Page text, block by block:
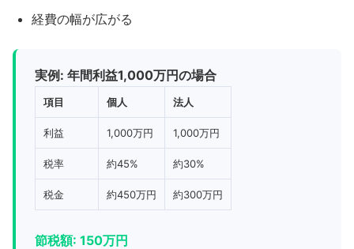
経費の幅が広がる
実例: 年間利益1,000万円の場合
項目 個人 法人
利益 1,000万円 1,000万円
税率 約45% 約30%
税金 約450万円 約300万円
節税額: 150万円